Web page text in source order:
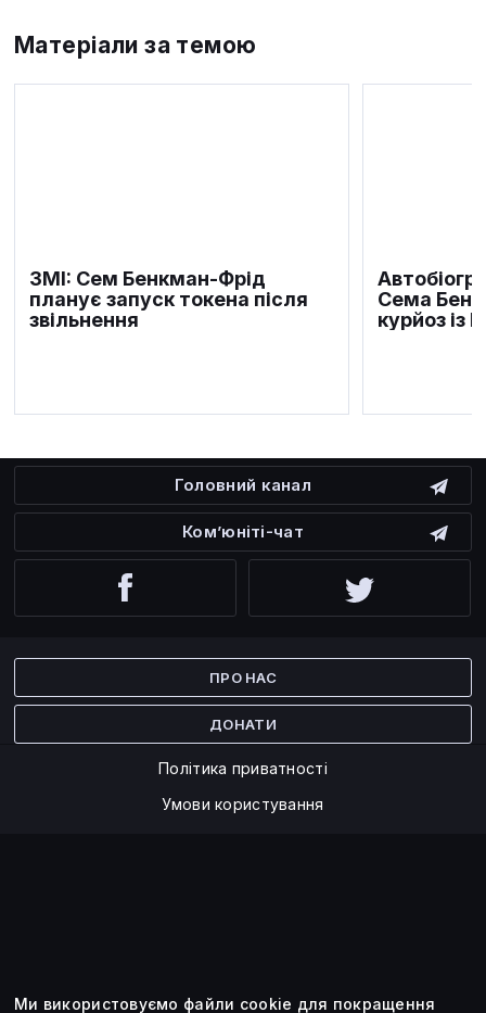
Матеріали за темою
ЗМІ: Сем Бенкман-Фрід
планує запуск токена після
звільнення
Сема
курйоз із
Головний канал
Ком’юніті-чат
ПРО НАС
ДОНАТИ
Політика приватності
Умови користування
Ми використовуємо файли cookie для покращення